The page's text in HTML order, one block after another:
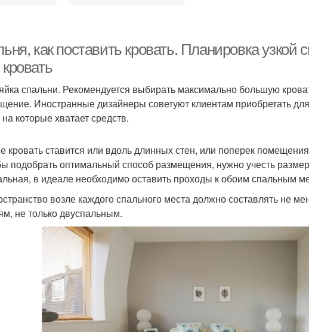
как поставить кровать. Планировка узкой
спальни. Рекомендуется выбирать максимально большую
Иностранные дизайнеры советуют клиентам приобретать
на которые хватает средств.
кровать ставится или вдоль длинных стен, или поперек
подобрать оптимальный способ размещения, нужно учесть
в идеале необходимо оставить проходы к обоим спальным
возле каждого спального места должно составлять не
не только двуспальным.